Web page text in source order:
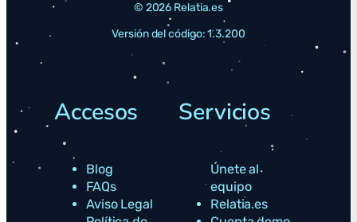
© 2026 Relatia.es
Versión del código: 1.3.200
Accesos
Blog
FAQs
Aviso Legal
Servicios
Únete al
equipo
Relatia.es